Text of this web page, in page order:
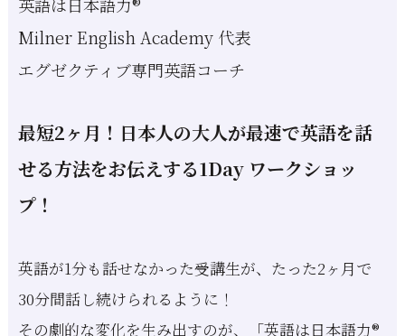
Milner English Academy 代表
エグゼクティブ専門英語コーチ
最短2ヶ月！日本人の大人が最速で英語を話
せる方法をお伝えする1Day ワークショッ
プ！
英語が1分も話せなかった受講生が、たった2ヶ月で
30分間話し続けられるように！
その劇的な変化を生み出すのが、「英語は日本語力®